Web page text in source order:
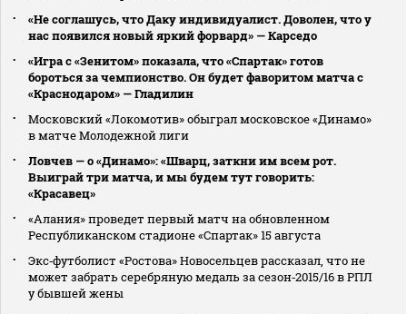
«Не соглашусь, что Даку индивидуалист. Доволен, что у
нас появился новый яркий форвард» — Карседо
«Игра с «Зенитом» показала, что «Спартак» готов
бороться за чемпионство. Он будет фаворитом матча с
«Краснодаром» — Гладилин
Московский «Локомотив» обыграл московское «Динамо»
в матче Молодежной лиги
Ловчев — о «Динамо»: «Шварц, заткни им всем рот.
Выиграй три матча, и мы будем тут говорить:
«Красавец»
«Алания» проведет первый матч на обновленном
Республиканском стадионе «Спартак» 15 августа
Экс‑футболист «Ростова» Новосельцев рассказал, что не
может забрать серебряную медаль за сезон‑2015/16 в РПЛ
у бывшей жены